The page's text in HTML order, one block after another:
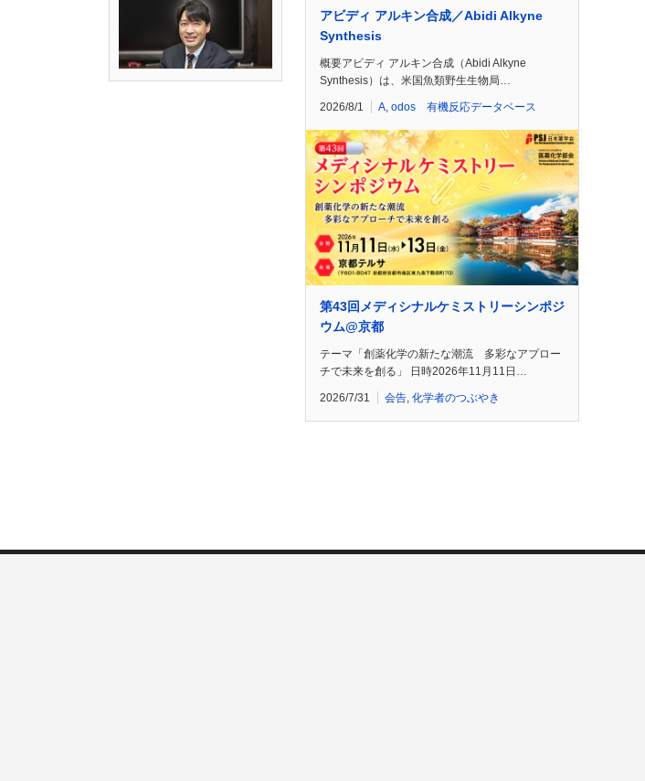
アビディ アルキン合成／Abidi Alkyne
Synthesis
概要アビディ アルキン合成（Abidi Alkyne
Synthesis）は、米国魚類野生生物局…
2026/8/1 A odos 有機反応データベース
第43回メディシナルケミストリーシンポジ
ウム@京都
テーマ「創薬化学の新たな潮流 多彩なアプロー
チで未来を創る」 日時2026年11月11日…
2026/7/31 会告, 化学者のつぶやき